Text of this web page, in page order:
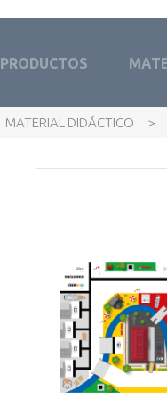
PRODUCTOS
MATERIAL DIDÁCTICO >